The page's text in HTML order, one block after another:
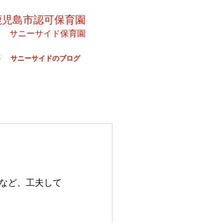
島市認可保育園
サニーサイド保育園
サニーサイドのブログ
ど、工夫して